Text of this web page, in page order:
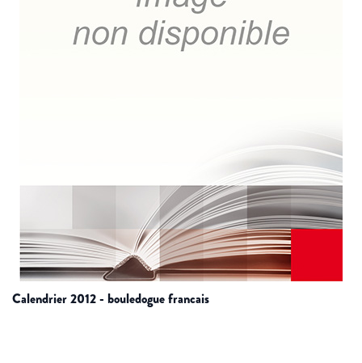
calendrier 2012 - bouledogue francais